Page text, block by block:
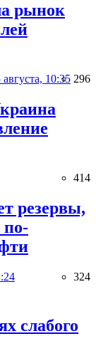
рынок
августа, 10:35 296
414
резервы,
по-
324
слабого